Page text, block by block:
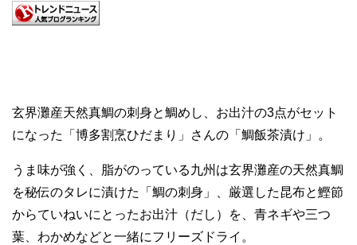
玄界灘産天然真鯛の刺身と鯛めし、お出汁の3点がセット
になった「博多割烹ひだまり」さんの「鯛飯茶漬け」。
うま味が強く、脂がのっている九州は玄界灘産の天然真鯛
を秘伝のタレに漬けた「鯛の刺身」、厳選した昆布と鰹節
からていねいにとったお出汁（だし）を、青ネギや三つ
葉、わかめなどと一緒にフリーズドライ。